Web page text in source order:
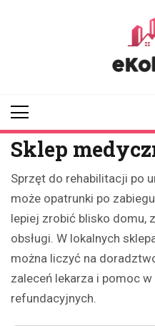
Sklep
Sprzęt do rehabilitacji po
może opatrunki po
lepiej zrobić blisko domu,
obsługi. W lokalnych
można liczyć na
zaleceń lekarza i pomoc
refundacyjnych.